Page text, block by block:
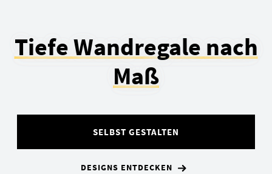
Tiefe Wandregale nach
Maß
SELBST GESTALTEN
DESIGNS ENTDECKEN